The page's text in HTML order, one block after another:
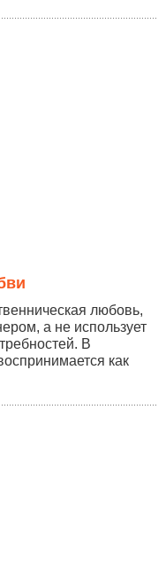
любовь,
а не использует
В
как